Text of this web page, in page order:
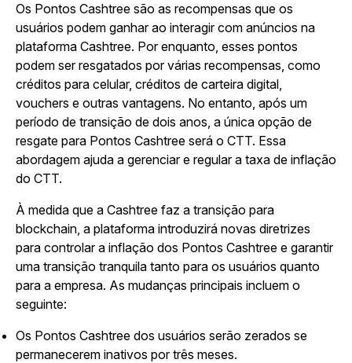
Os Pontos Cashtree são as recompensas que os
usuários podem ganhar ao interagir com anúncios na
plataforma Cashtree. Por enquanto, esses pontos
podem ser resgatados por várias recompensas, como
créditos para celular, créditos de carteira digital,
vouchers e outras vantagens. No entanto, após um
período de transição de dois anos, a única opção de
resgate para Pontos Cashtree será o CTT. Essa
abordagem ajuda a gerenciar e regular a taxa de inflação
do CTT.
À medida que a Cashtree faz a transição para
blockchain, a plataforma introduzirá novas diretrizes
para controlar a inflação dos Pontos Cashtree e garantir
uma transição tranquila tanto para os usuários quanto
para a empresa. As mudanças principais incluem o
seguinte:
Os Pontos Cashtree dos usuários serão zerados se
permanecerem inativos por três meses.